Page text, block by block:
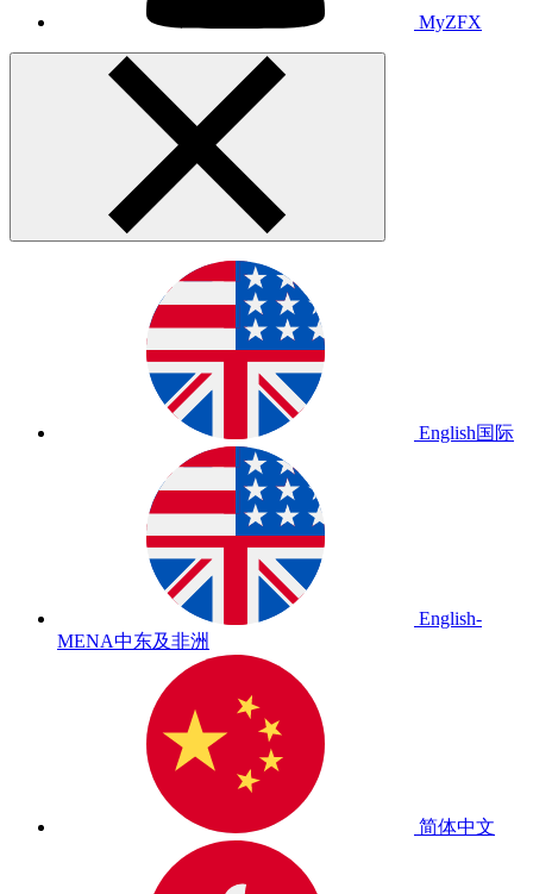
MyZFX
English国际
English-
MENA中东及非洲
简体中文